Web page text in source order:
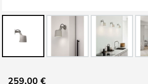
259,00 €